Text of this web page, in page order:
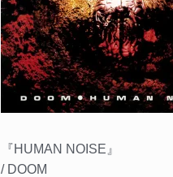
『HUMAN NOISE』
/ DOOM